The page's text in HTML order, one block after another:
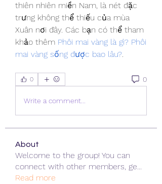
thiên nhiên miền Nam, là nét đặc
trưng không thể thiếu của mùa
Xuân nơi đây. Các bạn có thể tham
khảo thêm Phôi mai vàng là gì? Phôi
mai vàng sống được bao lâu?.
0 0
Write a comment...
About
Welcome to the group! You can
connect with other members, ge...
Read more